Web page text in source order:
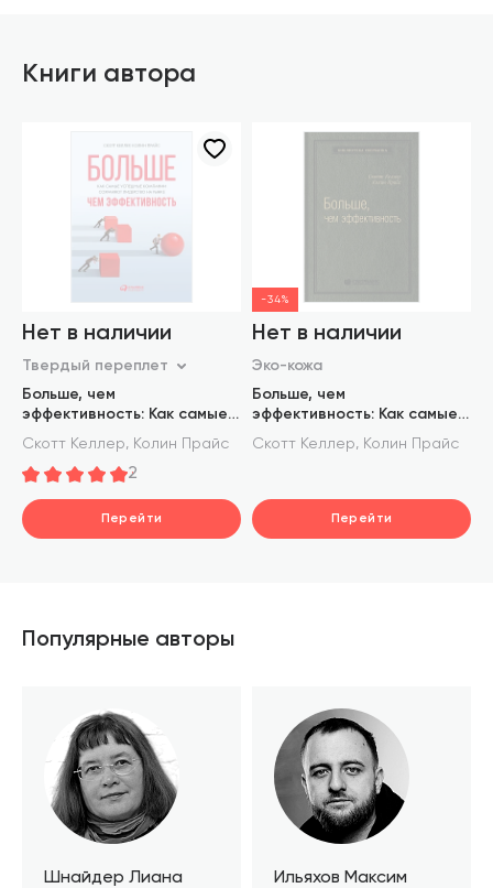
Книги автора
Нет в наличии
Твердый переплет
Больше, чем
эффективность: Как самые
успешные компании
сохраняют лидерство на
рынке
Скотт Келлер, Колин Прайс
2
Перейти
-34%
Нет в наличии
Эко-кожа
Больше, чем
эффективность: Как самые
успешные компании
сохраняют лидерство на
Скотт Келлер, Колин Прайс
Перейти
Популярные авторы
Шнайдер Лиана Ильяхов Максим